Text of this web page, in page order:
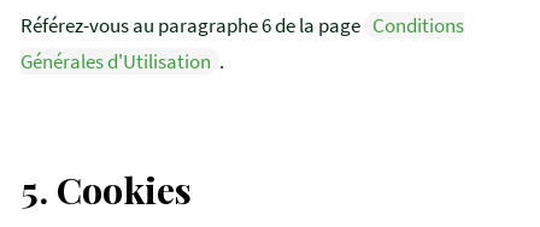
Référez-vous au paragraphe 6 de la page Conditions
Générales d'Utilisation .
5. Cookies